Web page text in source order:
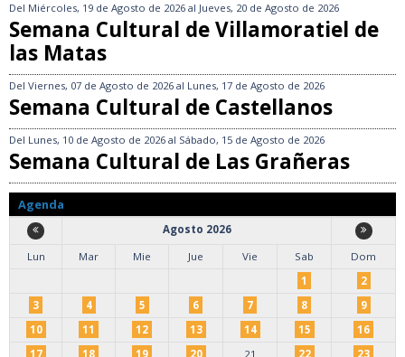
Del Miércoles, 19 de Agosto de 2026 al Jueves, 20 de Agosto de 2026
Semana Cultural de Villamoratiel de
las Matas
Del Viernes, 07 de Agosto de 2026 al Lunes, 17 de Agosto de 2026
Semana Cultural de Castellanos
Del Lunes, 10 de Agosto de 2026 al Sábado, 15 de Agosto de 2026
Semana Cultural de Las Grañeras
Agenda
Agosto 2026
Lun
Mar Mie Jue Vie Sab
Dom
1
2
3
4 5 6 7 8
9
10
11 12 13 14 15
16
17
18 19 20 21 22
23